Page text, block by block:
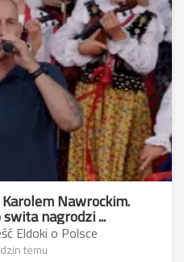
Nawrockim.
nagrodzi ...
Eldoki o Polsce
temu